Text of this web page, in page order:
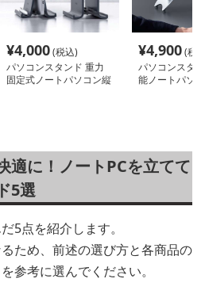
¥4,000(税込)
パソコンスタンド 重力
固定式ノートパソコン縦
¥4,900(税
パソコンスタ
能ノートパソ
適に！ノートPCを立てて
5選
5点を紹介します。
ため、前述の選び方と各商品の
参考に選んでください。